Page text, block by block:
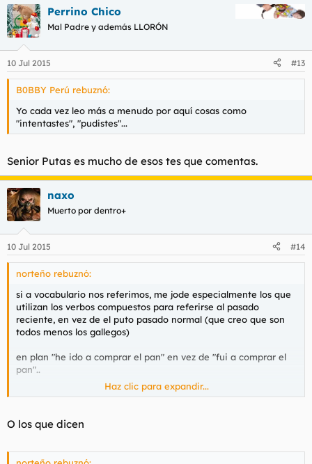
Perrino Chico
Mal Padre y además LLORÓN
10 Jul 2015 #13
B0BBY Perú rebuznó:
Yo cada vez leo más a menudo por aquí cosas como
"intentastes", "pudistes"...
Senior Putas es mucho de esos tes que comentas.
naxo
Muerto por dentro+
10 Jul 2015 #14
norteño rebuznó:
si a vocabulario nos referimos, me jode especialmente los que
utilizan los verbos compuestos para referirse al pasado
reciente, en vez de el puto pasado normal (que creo que son
todos menos los gallegos)
en plan "he ido a comprar el pan" en vez de "fui a comprar el
pan"..
he ido?? jajajajaa, hijo de puta, que asco me da el puto tiempo
Haz clic para expandir...
O los que dicen